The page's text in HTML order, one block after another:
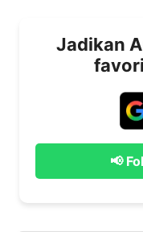
Jadikan
📢